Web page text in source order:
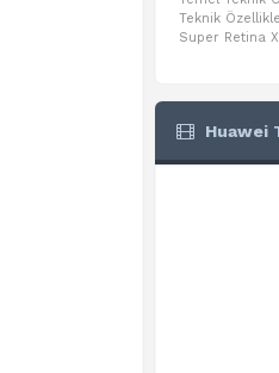
Teknik
Super Retina
Huawei